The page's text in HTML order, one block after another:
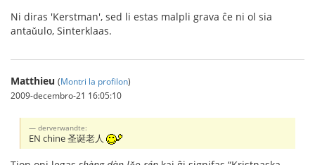
Ni diras 'Kerstman', sed li estas malpli grava ĉe ni ol sia
antaǔulo, Sinterklaas.
Matthieu (Montri la profilon)
2009-decembro-21 16:05:10
derverwandte:
EN chine 圣诞老人